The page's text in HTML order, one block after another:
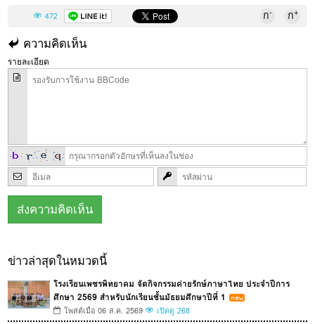
472 ก- ก+
ความคิดเห็น
รายละเอียด
ข่าวล่าสุดในหมวดนี้
โรงเรียนเพชรพิทยาคม จัดกิจกรรมค่ายรักษ์ภาษาไทย ประจำปีการ
ศึกษา 2569 สำหรับนักเรียนชั้นมัธยมศึกษาปีที่ 1
โพสต์เมื่อ 06 ส.ค. 2569 เปิดดู 268